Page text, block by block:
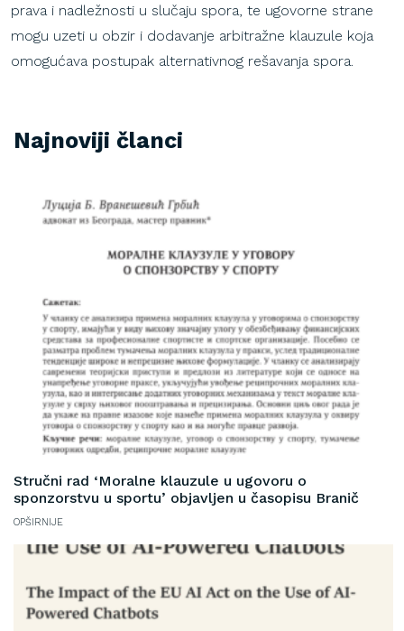
prava i nadležnosti u slučaju spora, te ugovorne strane
mogu uzeti u obzir i dodavanje arbitražne klauzule koja
omogućava postupak alternativnog rešavanja spora.
Najnoviji članci
Stručni rad ‘Moralne klauzule u ugovoru o
sponzorstvu u sportu’ objavljen u časopisu Branič
OPŠIRNIJE